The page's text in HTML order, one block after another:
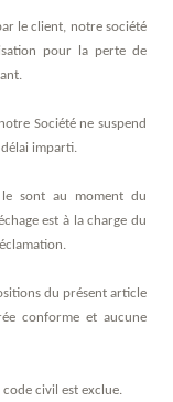
le client, notre société
pour la perte de
Société ne suspend
imparti.
au moment du
est à la charge du
du présent article
conforme et aucune
civil est exclue.